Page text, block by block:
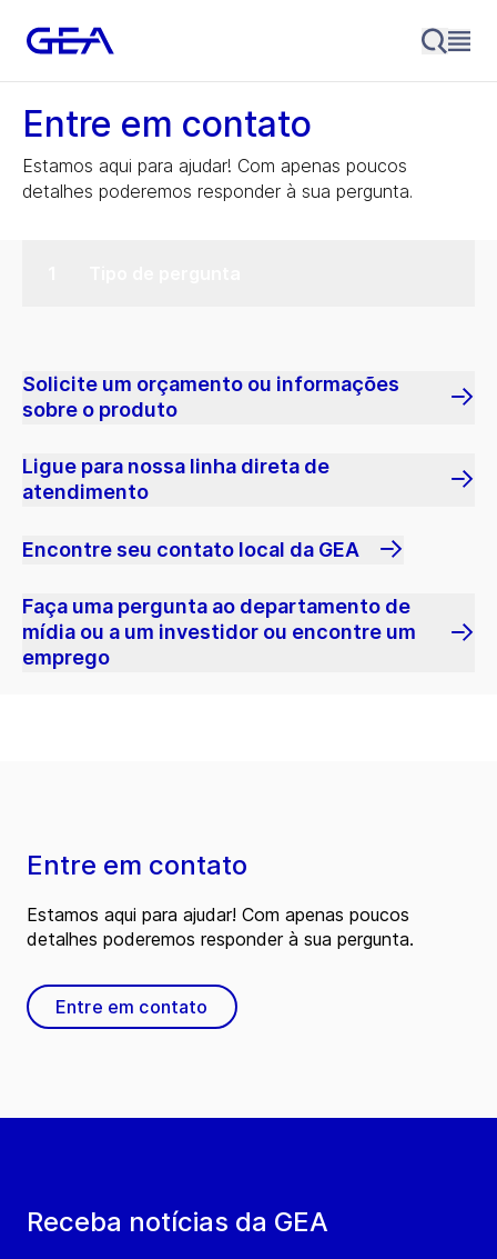
Entre em contato
Estamos aqui para ajudar! Com apenas poucos
detalhes poderemos responder à sua pergunta.
Solicite um orçamento ou informações
sobre o produto
Ligue para nossa linha direta de
atendimento
Encontre seu contato local da GEA
Faça uma pergunta ao departamento de
mídia ou a um investidor ou encontre um
emprego
Receba notícias da GEA
Entre em contato
Estamos aqui para ajudar! Com apenas poucos
detalhes poderemos responder à sua pergunta.
Entre em contato